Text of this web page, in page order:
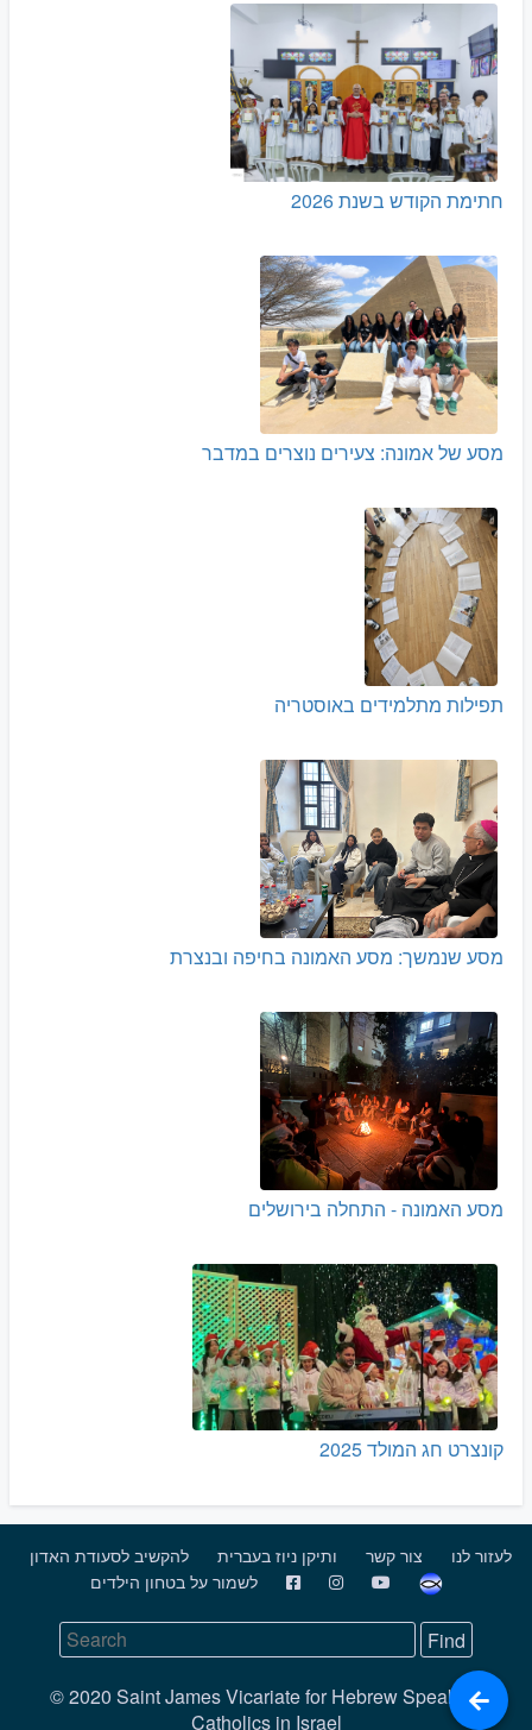
חתימת הקודש בשנת 2026
מסע של אמונה: צעירים נוצרים במדבר
תפילות מתלמידים באוסטריה
מסע שנמשך: מסע האמונה בחיפה ובנצרת
מסע האמונה - התחלה בירושלים
קונצרט חג המולד 2025
לעזור לנו צור קשר ותיקן ניוז בעברית
להקשיב לסעודת האדון
לשמור על בטחון הילדים
© 2020 Saint James Vicariate for Hebrew Speaking
Catholics in Israel